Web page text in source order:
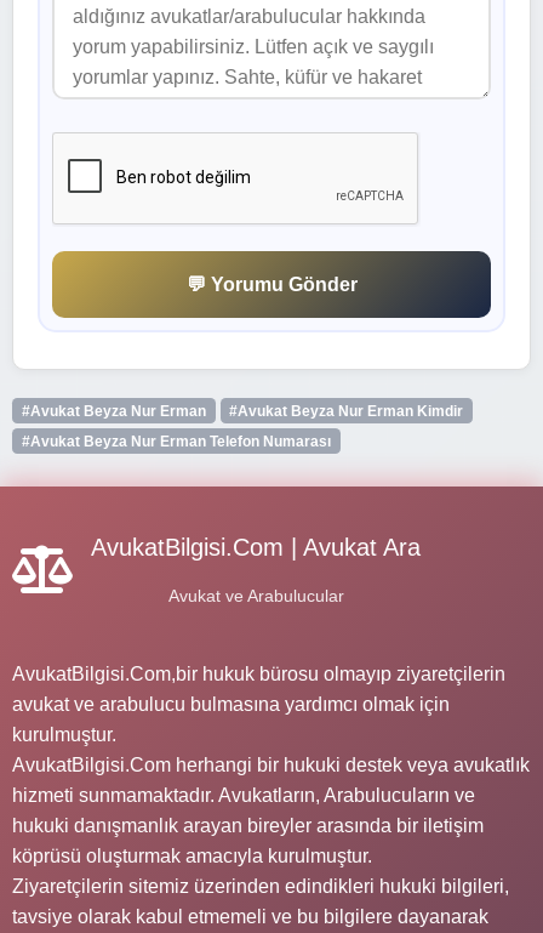
💬 Yorumu Gönder
#Avukat Beyza Nur Erman
#Avukat Beyza Nur Erman Kimdir
#Avukat Beyza Nur Erman Telefon Numarası
AvukatBilgisi.Com | Avukat Ara
Avukat ve Arabulucular
AvukatBilgisi.Com,bir hukuk bürosu olmayıp ziyaretçilerin
avukat ve arabulucu bulmasına yardımcı olmak için
kurulmuştur.
AvukatBilgisi.Com herhangi bir hukuki destek veya avukatlık
hizmeti sunmamaktadır. Avukatların, Arabulucuların ve
hukuki danışmanlık arayan bireyler arasında bir iletişim
köprüsü oluşturmak amacıyla kurulmuştur.
Ziyaretçilerin sitemiz üzerinden edindikleri hukuki bilgileri,
tavsiye olarak kabul etmemeli ve bu bilgilere dayanarak